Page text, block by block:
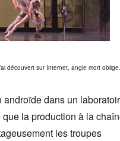
découvert sur Internet, angle mort oblige.
dans un
la production à la
les troupes